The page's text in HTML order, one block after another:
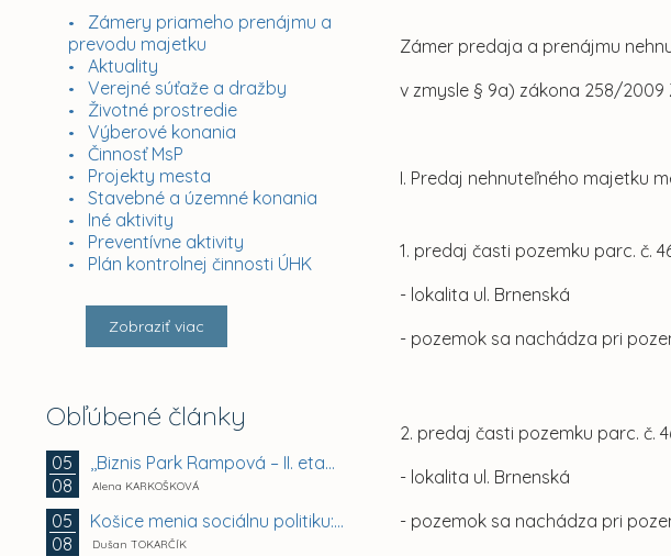
Zámery priameho prenájmu a
prevodu majetku
Aktuality
Verejné súťaže a dražby
Životné prostredie
Výberové konania
Činnosť MsP
Projekty mesta
Stavebné a územné konania
Iné aktivity
Preventívne aktivity
Plán kontrolnej činnosti ÚHK
Zobraziť viac
Obľúbené články
05
08
,,Biznis Park Rampová – II. etapa, Rampová ul.,...
Alena KARKOŠKOVÁ
05
08
Košice menia sociálnu politiku: chránia mestské byty...
Dušan TOKARČÍK
Zámer predaja a prenájmu
v zmysle § 9a) zákona 258/2009
I. Predaj nehnuteľného majetku
1. predaj časti pozemku parc. č.
- lokalita ul. Brnenská
- pozemok sa nachádza pri
2. predaj časti pozemku parc. č.
- lokalita ul. Brnenská
- pozemok sa nachádza pri